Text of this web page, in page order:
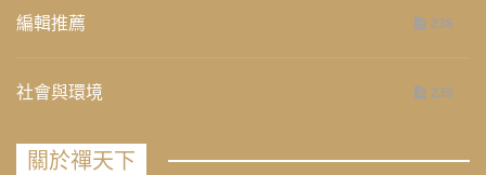
編輯推薦 236
社會與環境 235
關於禪天下